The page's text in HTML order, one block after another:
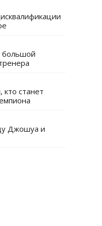
большой
кто станет
Джошуа и